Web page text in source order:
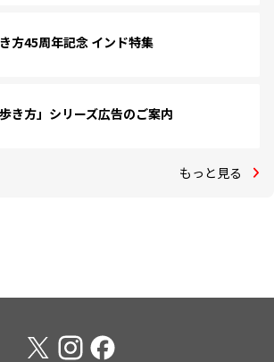
方45周年記念 インド特集
歩き方」シリーズ広告のご案内
もっと見る